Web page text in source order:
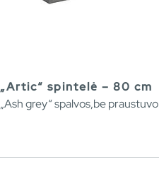
„Artic“ spintelė – 80 cm
„Ash grey“ spalvos,be praustuvo